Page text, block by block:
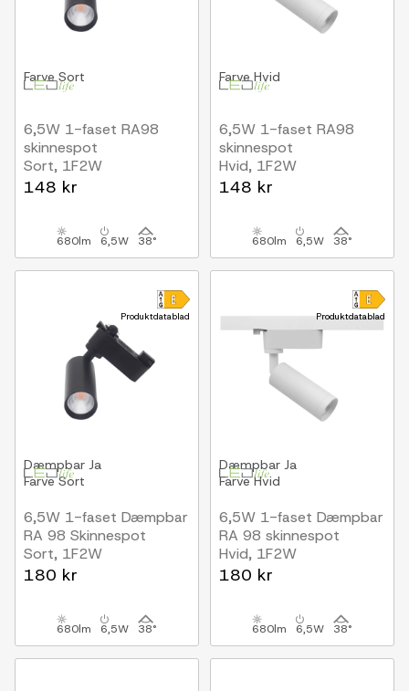
FarveSort
6,5W 1-faset RA98
skinnespot
Sort, 1F2W
148 kr
680lm 6,5W 38°
FarveHvid
6,5W 1-faset RA98
skinnespot
Hvid, 1F2W
148 kr
680lm 6,5W 38°
Produktdatablad
Dæmpbar Ja
FarveSort
6,5W 1-faset Dæmpbar
RA 98 Skinnespot
Sort, 1F2W
180 kr
680lm 6,5W 38°
Produktdatablad
Dæmpbar Ja
FarveHvid
6,5W 1-faset Dæmpbar
RA 98 skinnespot
Hvid, 1F2W
180 kr
680lm 6,5W 38°